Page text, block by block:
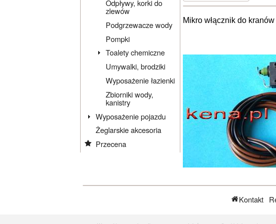
Odpływy, korki do
zlewów
Podgrzewacze wody
Pompki
Toalety chemiczne
Umywalki, brodziki
Wyposażenie łazienki
Zbiorniki wody,
kanistry
Wyposażenie pojazdu
Żeglarskie akcesoria
Przecena
Mikro włącznik do
Kontakt